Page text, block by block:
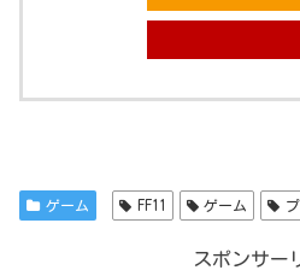
ゲーム FF11 ゲーム
スポンサー